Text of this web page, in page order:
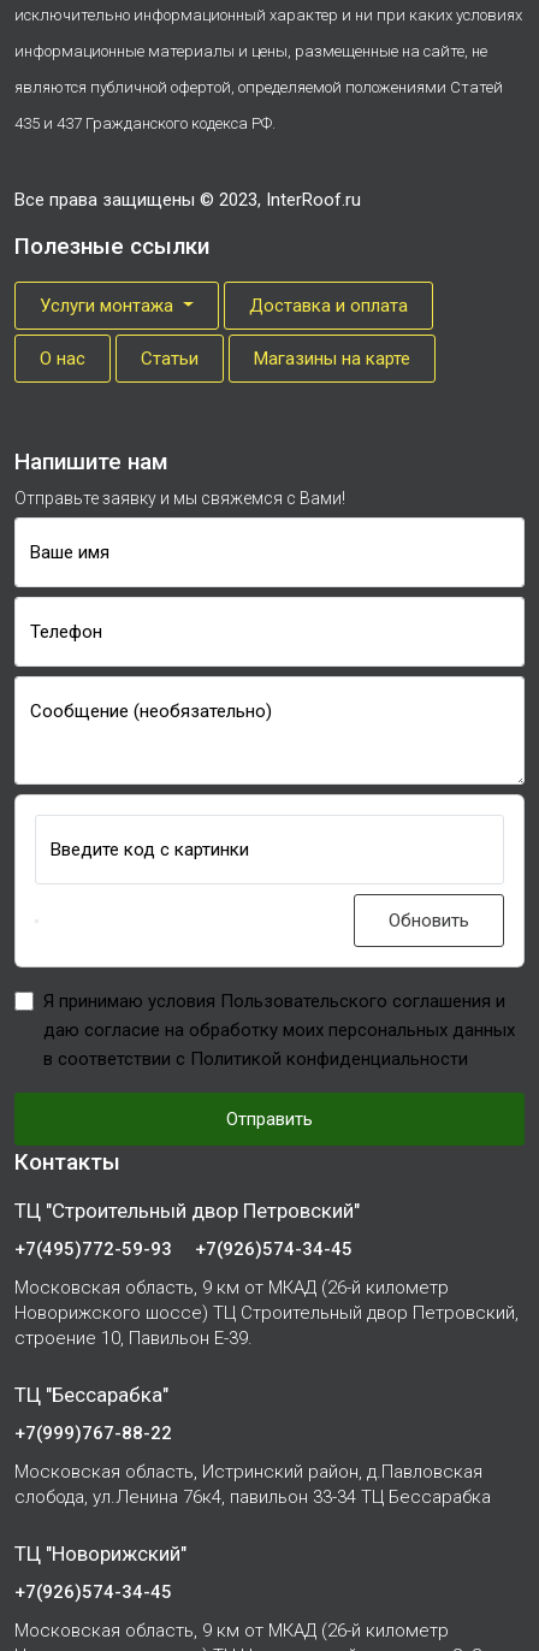
исключительно информационный характер и ни при каких условиях
информационные материалы и цены, размещенные на сайте, не
являются публичной офертой, определяемой положениями Статей
435 и 437 Гражданского кодекса РФ.
Все права защищены © 2023, InterRoof.ru
Полезные ссылки
Услуги монтажа Доставка и оплата
О нас Cтатьи Магазины на карте
Напишите нам
Отправьте заявку и мы свяжемся с Вами!
Ваше имя
Телефон
Сообщение (необязательно)
Введите код с картинки
Обновить
Я принимаю условия Пользовательского соглашения и
даю согласие на обработку моих персональных данных
в соответствии с Политикой конфиденциальности
Отправить
Контакты
ТЦ "Строительный двор Петровский"
+7(495)772-59-93
+7(926)574-34-45
Московская область, 9 км от МКАД (26-й километр
Новорижского шоссе) ТЦ Строительный двор Петровский,
строение 10, Павильон Е-39.
ТЦ "Бессарабка"
+7(999)767-88-22
Московская область, Истринский район, д.Павловская
слобода, ул.Ленина 76к4, павильон 33-34 ТЦ Бессарабка
ТЦ "Новорижский"
+7(926)574-34-45
Московская область, 9 км от МКАД (26-й километр